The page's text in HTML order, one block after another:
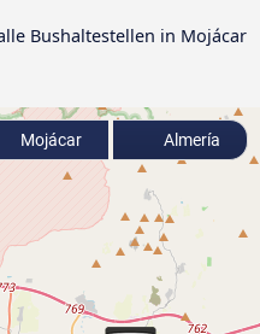
Bushaltestellen in Mojácar
Mojácar Almería